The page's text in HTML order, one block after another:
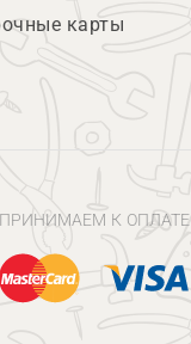
карты
ПРИНИМАЕМ К ОПЛАТЕ